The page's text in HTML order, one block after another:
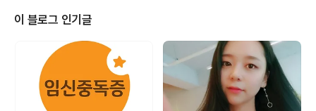
닥에 요를 깔고 잔다. 잠잘 때는 물론 잠시 누워 쉴 때도 옆
으로 눕는 것이 좋다. ●통증이 심할 때는 몸을 따뜻하게 하
면 도움이 된다. 잠들기 전 미지근한 물로 목욕해 체온을 올
리고, 보온성이 좋은 잠옷을 입고 잔다. ●임신부의 허리 등
의 근육이 튼튼하면 요통이 생기지 않는다. 수영이나 체조
등 꾸준한..
이 블로그 인기글